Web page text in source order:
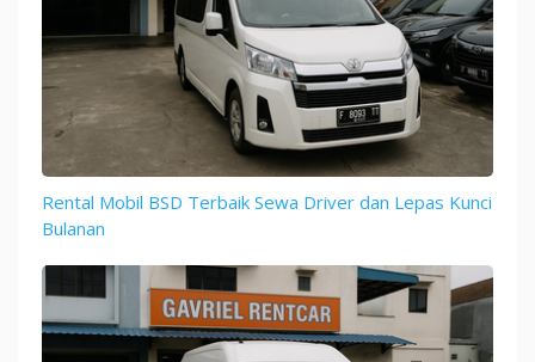
Rental Mobil BSD Terbaik Sewa Driver dan Lepas Kunci
Bulanan